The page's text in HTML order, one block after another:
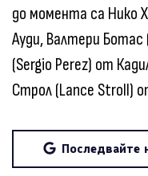
до момента са Нико
Ауди, Валтери
(Sergio Perez) от
Строл (Lance Stroll)
Последвайте